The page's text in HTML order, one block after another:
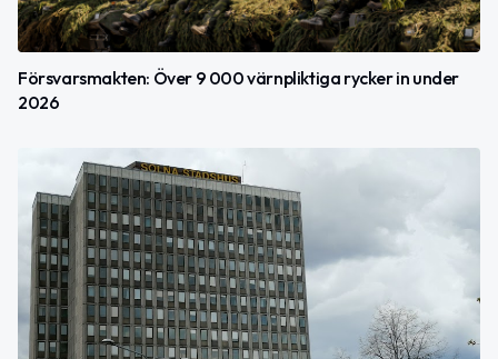
Försvarsmakten: Över 9 000 värnpliktiga rycker in under
2026